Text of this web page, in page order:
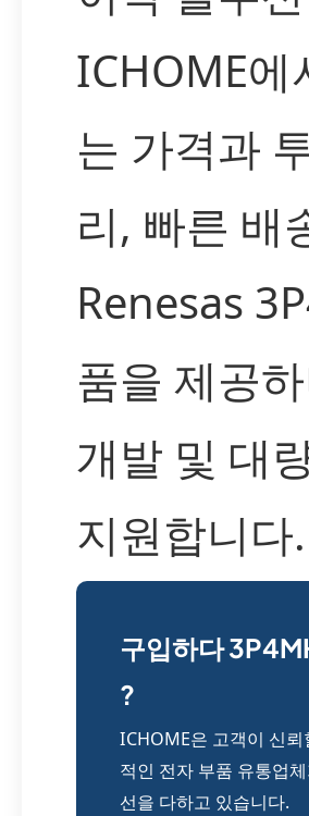
ICHOME에
는 가격과
리, 빠른 배
Renesas
품을 제공
개발 및 대
지원합니다.
구입하다
?
ICHOME은 고객이 신뢰
적인 전자 부품 유통업
선을 다하고 있습니다.